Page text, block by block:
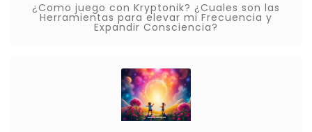
¿Como juego con Kryptonik? ¿Cuales son las
Herramientas para elevar mi Frecuencia y
Expandir Consciencia?